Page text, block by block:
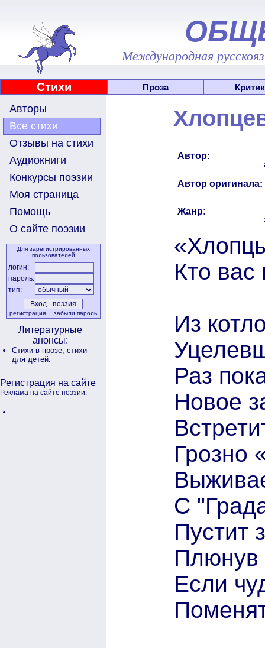
Международная
Стихи Проза
Авторы
Все стихи
Отзывы на стихи
Аудиокниги
Конкурсы поэзии
Моя страница
Помощь
О сайте поэзии
Для зарегистрированных
пользователей
логин:
пароль:
тип:
регистрация забыли пароль
Литературные
анонсы:
Стихи в прозе, стихи
для детей.
Регистрация на сайте
Реклама на сайте поэзии:
Автор:
Автор оригинала:
Жанр:
Кто
Из
Раз
Новое
Грозно
С
Пустит
Плюнув
Если